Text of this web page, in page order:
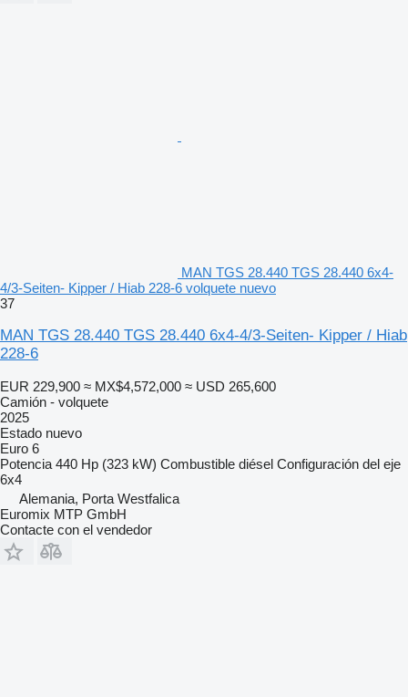
MAN TGS 28.440 TGS 28.440 6x4-
4/3-Seiten- Kipper / Hiab 228-6 volquete nuevo
37
MAN TGS 28.440 TGS 28.440 6x4-4/3-Seiten- Kipper / Hiab
228-6
EUR 229,900 ≈ MX$4,572,000 ≈ USD 265,600
Camión - volquete
2025
Estado nuevo
Euro 6
Potencia 440 Hp (323 kW) Combustible diésel Configuración del eje
6x4
Alemania, Porta Westfalica
Euromix MTP GmbH
Contacte con el vendedor